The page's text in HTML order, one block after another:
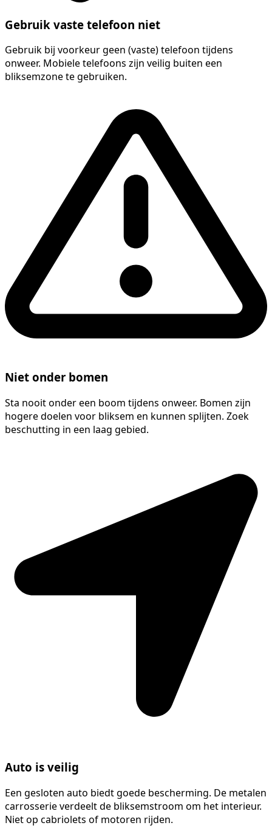
Gebruik vaste telefoon niet
Gebruik bij voorkeur geen (vaste) telefoon tijdens
onweer. Mobiele telefoons zijn veilig buiten een
bliksemzone te gebruiken.
Niet onder bomen
Sta nooit onder een boom tijdens onweer. Bomen zijn
hogere doelen voor bliksem en kunnen splijten. Zoek
beschutting in een laag gebied.
Auto is veilig
Een gesloten auto biedt goede bescherming. De metalen
carrosserie verdeelt de bliksemstroom om het interieur.
Niet op cabriolets of motoren rijden.